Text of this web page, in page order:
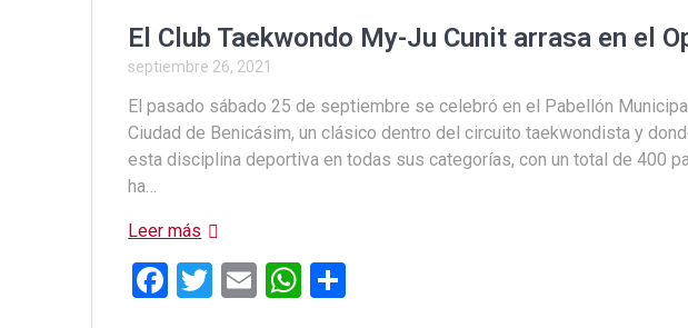
El Club Taekwondo My-Ju Cunit arrasa en el
septiembre 26, 2021
El pasado sábado 25 de septiembre se celebró en el Pabellón
Ciudad de Benicásim, un clásico dentro del circuito taekwondista y
esta disciplina deportiva en todas sus categorías, con un total de 400
ha…
Leer más
F
T
E
W